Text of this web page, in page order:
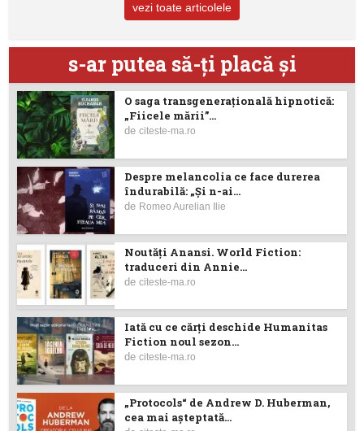
vezi toate articolele
s-ar putea să-ţi placă şi
O saga transgenerațională hipnotică:
„Fiicele mării”...
deciteste-ma.ro
Despre melancolia ce face durerea
îndurabilă: „Și n-ai...
de Romeo Aurelian Ilie
Noutăţi Anansi. World Fiction:
traduceri din Annie...
deciteste-ma.ro
Iată cu ce cărţi deschide Humanitas
Fiction noul sezon...
deciteste-ma.ro
„Protocols“ de Andrew D. Huberman,
cea mai așteptată...